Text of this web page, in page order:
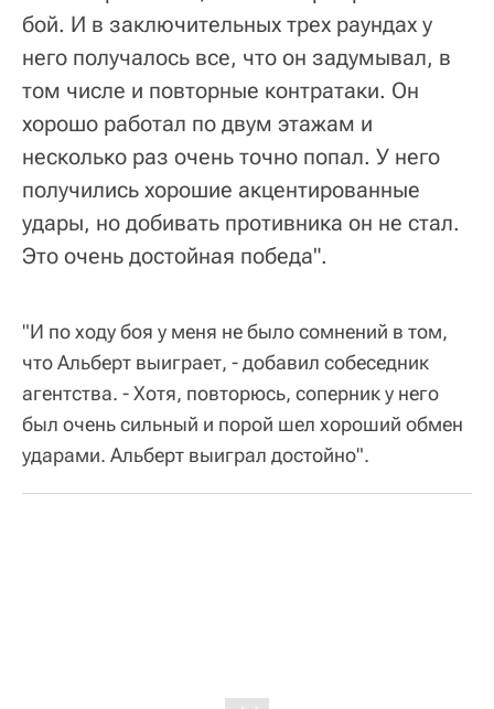
бой. И в заключительных трех раундах у
него получалось все, что он задумывал, в
том числе и повторные контратаки. Он
хорошо работал по двум этажам и
несколько раз очень точно попал. У него
получились хорошие акцентированные
удары, но добивать противника он не стал.
Это очень достойная победа".
"И по ходу боя у меня не было сомнений в том,
что Альберт выиграет, - добавил собеседник
агентства. - Хотя, повторюсь, соперник у него
был очень сильный и порой шел хороший обмен
ударами. Альберт выиграл достойно".